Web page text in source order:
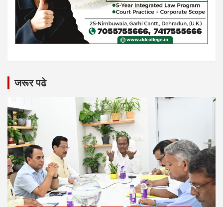
जरूर पढे